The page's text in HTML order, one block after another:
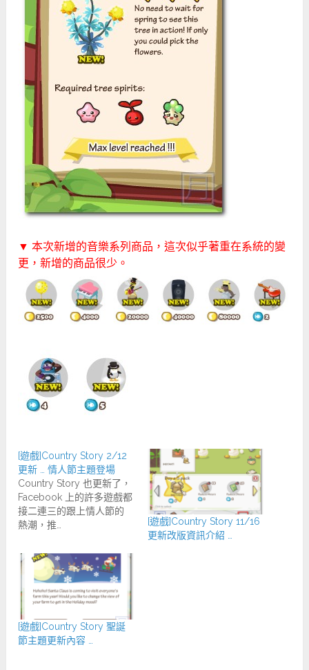
▼ 本次新增的音樂系列商品，這次似乎著重在系統的變
更，新增的商品很少。
[遊戲]Country Story 2/12
更新 … 情人節主題登場
Country Story 也更新了，
Facebook 上的許多遊戲都
接二連三的跟上情人節的
熱潮，推…
[遊戲]Country Story 11/16
更新改版資訊介紹 …
[遊戲]Country Story 聖誕
節主題更新內容 …